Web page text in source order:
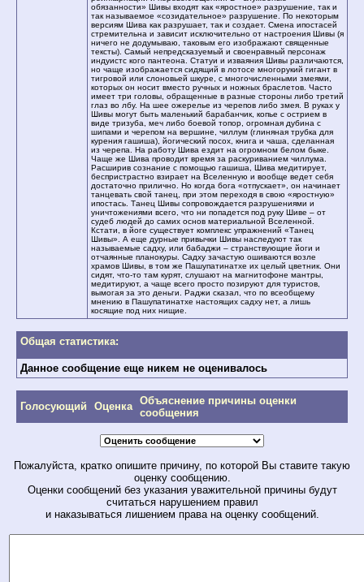
обязанности» Шивы входят как «яростное» разрушение, так и
так называемое «созидательное» разрушение. По некоторым
версиям Шива как разрушает, так и создает. Смена ипостасей
стремительна и зависит исключительно от настроения Шивы (я
ничего не додумываю, таковым его изображают священные
тексты). Самый непредсказуемый и своенравный персонаж
индуистc кого пантеона. Статуи и изваяния Шивы различаются,
но чаще изображается сидящий в лотосе многорукий гигант в
тигровой или слоновьей шкуре, с многочисленными змеями,
которых он носит вместо ручных и ножных браслетов. Часто
имеет три головы, обращенные в разные стороны либо третий
глаз во лбу. На шее ожерелье из черепов либо змея. В руках у
Шивы могут быть маленький барабанчик, копье с острием в
виде тризуба, меч либо боевой топор, огромная дубина с
шипами и черепом на вершине, чиллум (глиняная трубка для
курения гашиша), йогический посох, книга и чаша, сделанная
из черепа. На работу Шива ездит на огромном белом быке.
Чаще же Шива проводит время за раскуриванием чиллума.
Расширив сознание с помощью гашиша, Шива медитирует,
беспристрастно взирает на Вселенную и вообще ведет себя
достаточно прилично. Но когда бога «отпускает», он начинает
танцевать свой танец, при этом переходя в свою «яростную»
ипостась. Танец Шивы сопровождается разрушениями и
уничтожениями всего, что ни попадется под руку Шиве – от
судеб людей до самих основ материальной Вселенной.
Кстати, в йоге существует комплекс упражнений «Танец
Шивы». А еще дурные привычки Шивы наследуют так
называемые садху, или бабаджи – странствующие йоги и
отчаянные планокуры. Садху зачастую ошиваются возле
храмов Шивы, в том же Пашупатинатхе их целый цветник. Они
сидят, что-то там курят, слушают на магнитофоне мантры,
медитируют, а чаще всего просто позируют для туристов,
вымогая за это деньги. Раджи сказал, что по всеобщему
мнению в Пашупатинатхе настоящих садху нет, а лишь
косящие под них нищие.
Общая статистика:
Данное сообщение еще никем не оценивалось
Голосующий Оценка Объяснение причины оценки
сообщения
Пожалуйста, кратко опишите причину, по которой Вы ставите такую
оценку сообщению.
Оценки сообщений без указания уважительной причины будут
считаться нарушением правил
и наказываться лишением права на оценку сообщений.